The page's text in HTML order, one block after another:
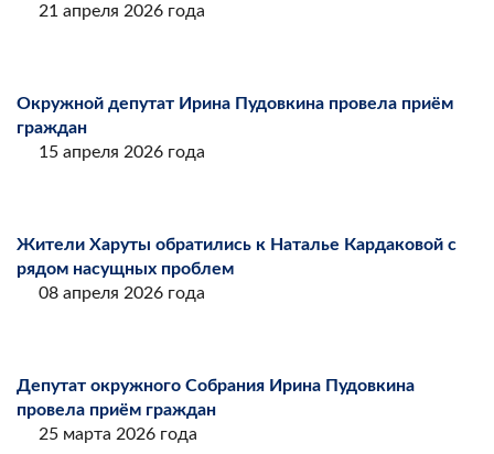
21 апреля 2026 года
Окружной депутат Ирина Пудовкина провела приём
граждан
15 апреля 2026 года
Жители Харуты обратились к Наталье Кардаковой с
рядом насущных проблем
08 апреля 2026 года
Депутат окружного Собрания Ирина Пудовкина
провела приём граждан
25 марта 2026 года